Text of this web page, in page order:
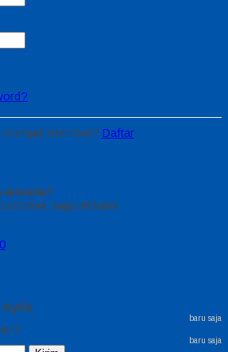
menjadi member? Daftar
wisuda?
support kami
Syifa
baru saja
baru saja